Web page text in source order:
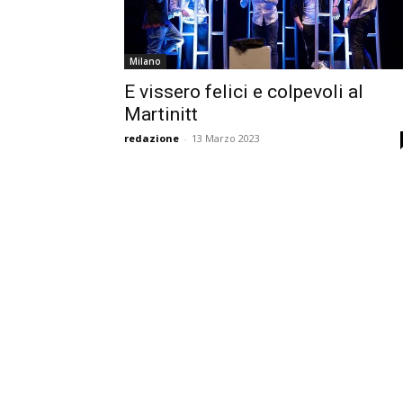
Milano
E vissero felici e colpevoli al
Martinitt
redazione - 13 Marzo 2023